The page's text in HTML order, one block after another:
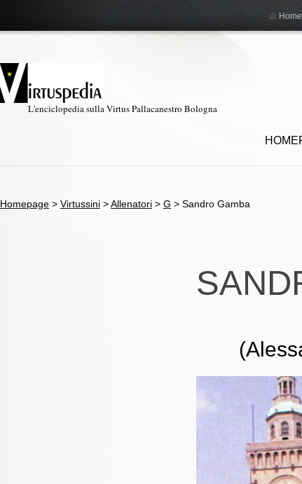
L'enciclopedia sulla Virtus Pallacanestro Bologna
Homepage > Virtussini >Allenatori > G > Sandro Gamba